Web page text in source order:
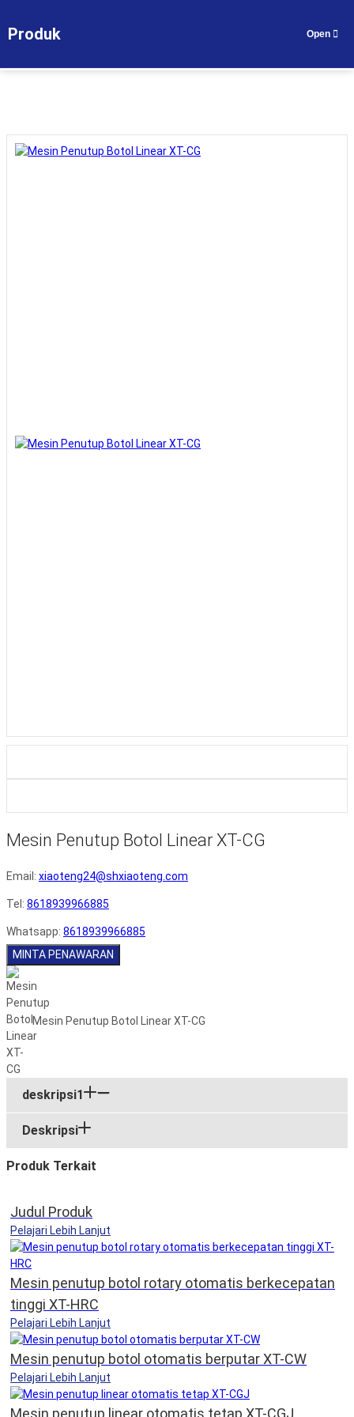
Rumah>
Produk
Mesin Penutup Botol Linear XT-CG
Email: xiaoteng24@shxiaoteng.com
Tel: 8618939966885
Whatsapp: 8618939966885
MINTA PENAWARAN
Mesin Penutup Botol Linear XT-CG
deskripsi1
Deskripsi
Produk Terkait
Judul Produk
Pelajari Lebih Lanjut
Mesin penutup botol rotary otomatis berkecepatan
tinggi XT-HRC
Pelajari Lebih Lanjut
Mesin penutup botol otomatis berputar XT-CW
Pelajari Lebih Lanjut
Mesin penutup linear otomatis tetap XT-CGJ